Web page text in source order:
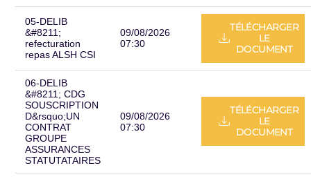
05-DELIB
&#8211;
refecturation
repas ALSH CSI
09/08/2026
07:30
TÉLÉCHARGER
LE
DOCUMENT
06-DELIB
&#8211; CDG
SOUSCRIPTION
D&rsquo;UN
CONTRAT
GROUPE
ASSURANCES
STATUTATAIRES
09/08/2026
07:30
TÉLÉCHARGER
LE
DOCUMENT